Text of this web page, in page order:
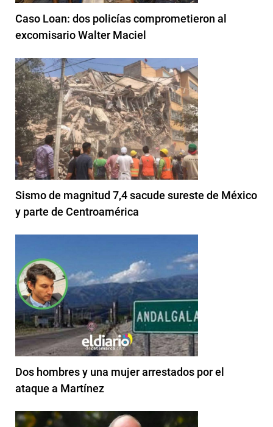
Caso Loan: dos policías comprometieron al
excomisario Walter Maciel
Sismo de magnitud 7,4 sacude sureste de México
y parte de Centroamérica
Dos hombres y una mujer arrestados por el
ataque a Martínez